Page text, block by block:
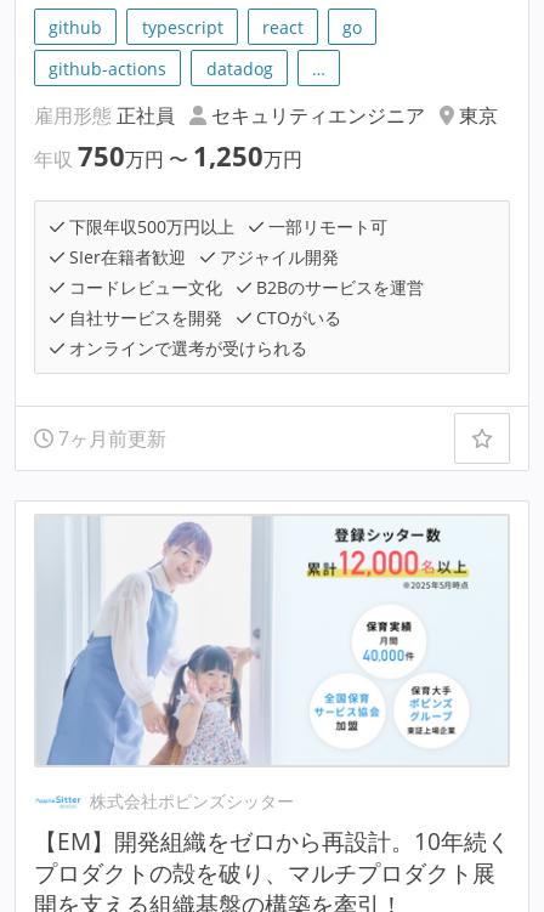
github typescript react
go
github-actions
datadog …
雇用形態 正社員 セキュリティエンジニア
東京
年収 750万円 〜 1,250万円
下限年収500万円以上
一部リモート可
SIer在籍者歓迎
アジャイル開発
コードレビュー文化
B2Bのサービスを運営
自社サービスを開発
CTOがいる
オンラインで選考が受けられる
7ヶ月前更新
株式会社ポピンズシッター
【EM】開発組織をゼロから再設計。10年続く
プロダクトの殻を破り、マルチプロダクト展
開を支える組織基盤の構築を牽引！